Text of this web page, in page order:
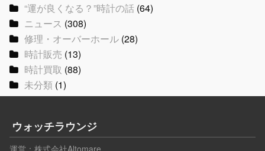
“運が良くなる？”時計の話(64)
ニュース (308)
修理・オーバーホール(28)
時計販売 (13)
時計買取 (88)
未分類(1)
ウォッチラウンジ
運営： 株式会社Altomare